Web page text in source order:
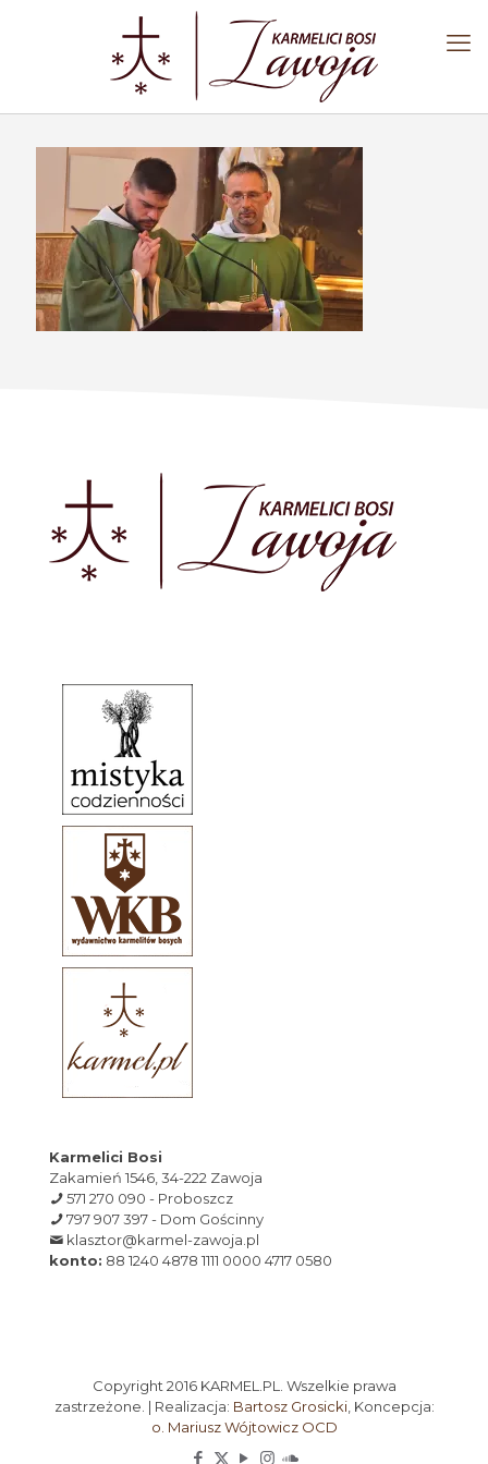
Karmelici Bosi
Zakamień 1546, 34-222 Zawoja
571 270 090 - Proboszcz
797 907 397 - Dom Gościnny
klasztor@karmel-zawoja.pl
konto: 88 1240 4878 1111 0000 4717 0580
Copyright 2016 KARMEL.PL. Wszelkie prawa
zastrzeżone. | Realizacja: Bartosz Grosicki, Koncepcja:
o. Mariusz Wójtowicz OCD